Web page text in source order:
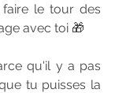
le tour des
avec toi 🎁
qu'il y a pas
tu puisses la